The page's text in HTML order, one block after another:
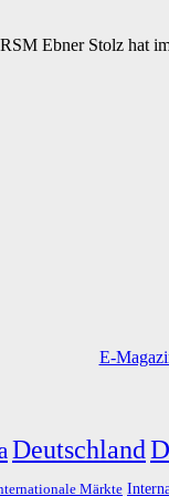
Ebner Stolz hat
E-
Deutschland
Märkte